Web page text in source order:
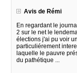
Avis de Rémi
En regardant le
2 sur le net le
élections j'ai pu voir
particuliérement
laquelle le pauvre
du pathétique ...